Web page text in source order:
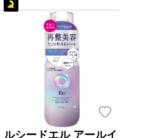
ルシードエル アールイ